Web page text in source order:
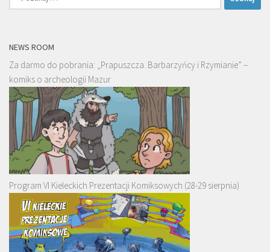
NEWS ROOM
Za darmo do pobrania: „Prapuszcza. Barbarzyńcy i Rzymianie” –
komiks o archeologii Mazur
Program VI Kieleckich Prezentacji Komiksowych (28-29 sierpnia)